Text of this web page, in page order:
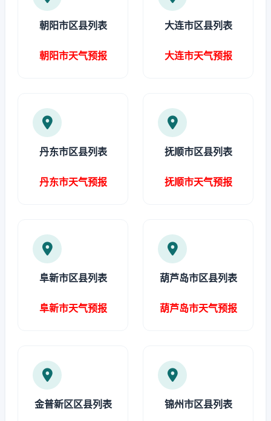
朝阳市区县列表
朝阳市天气预报
大连市区县列表
大连市天气预报
丹东市区县列表
丹东市天气预报
抚顺市区县列表
抚顺市天气预报
阜新市区县列表
阜新市天气预报
葫芦岛市区县列表
葫芦岛市天气预报
金普新区区县列表 锦州市区县列表